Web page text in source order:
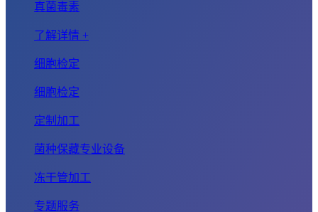
真菌毒素
了解详情 +
细胞检定
细胞检定
定制加工
菌种保藏专业设备
冻干管加工
专题服务